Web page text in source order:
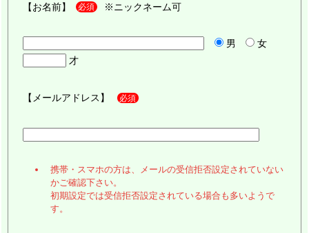
【お名前】 必須 ※ニックネーム可
男
女
才
【メールアドレス】 必須
携帯・スマホの方は、メールの受信拒否設定されていない
かご確認下さい。
初期設定では受信拒否設定されている場合も多いようで
す。